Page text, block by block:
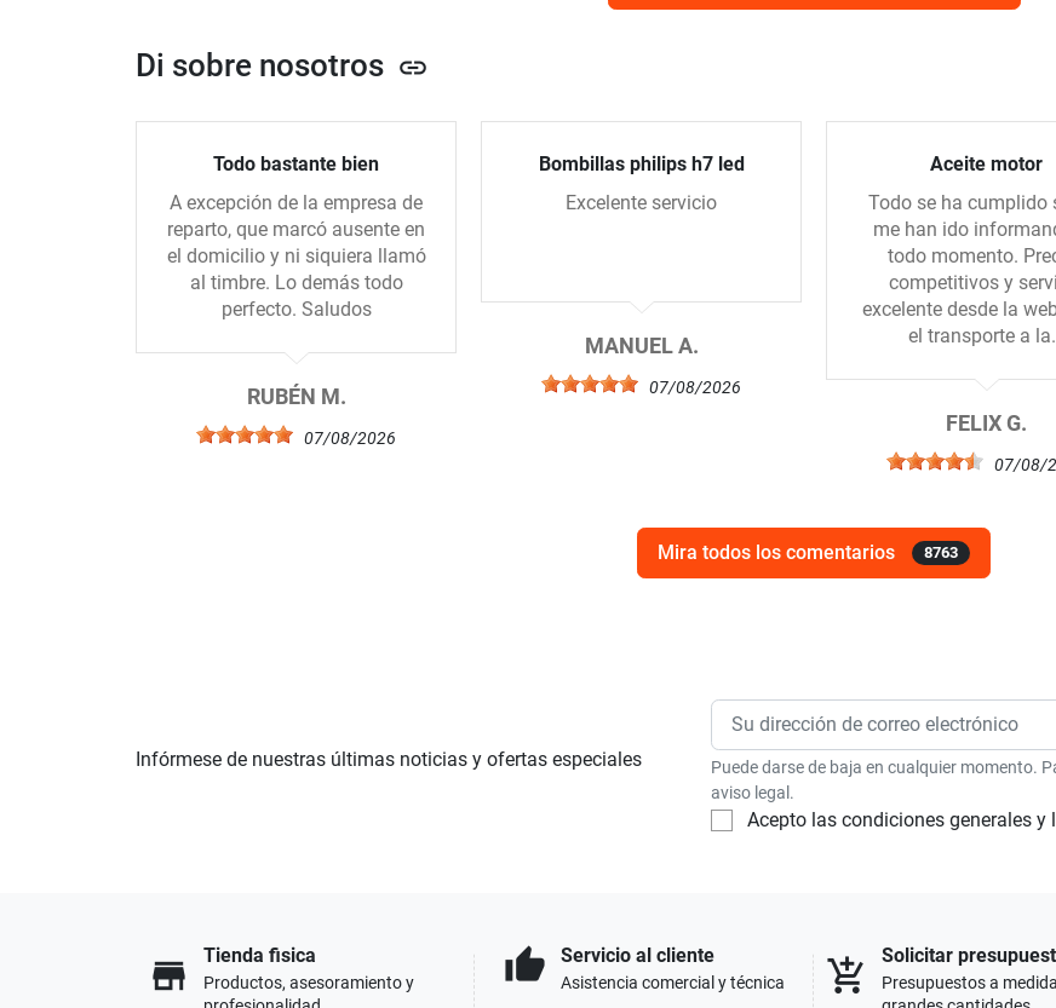
Di sobre nosotros link
Todo bastante bien
A excepción de la empresa de
reparto, que marcó ausente en
el domicilio y ni siquiera llamó
al timbre. Lo demás todo
perfecto. Saludos
RUBÉN M.
07/08/2026
Bombillas philips h7 led
Excelente servicio
MANUEL A.
07/08/2026
Aceite motor
Todo se ha cumplido
me han ido
todo momento.
competitivos y
excelente desde la
el transporte a
FELIX G.
07/08/
Mira todos los comentarios 8763
Infórmese de nuestras últimas noticias y ofertas especiales
Puede darse de baja en cualquier momento.
aviso legal.
Acepto las condiciones generales
store
Tienda fisica
Productos, asesoramiento y
thumb_up Servicio al cliente
Asistencia comercial y técnica add_shopping_cart
Solicitar
Presupuestos a